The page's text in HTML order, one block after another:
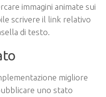
immagini animate sui
scrivere il link relativo
di testo.
migliore
uno stato